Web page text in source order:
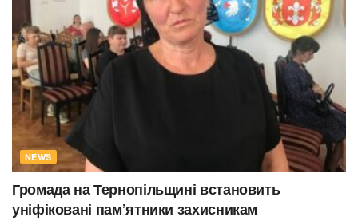
NEWS
Громада на Тернопільщині встановить
уніфіковані пам’ятники захисникам